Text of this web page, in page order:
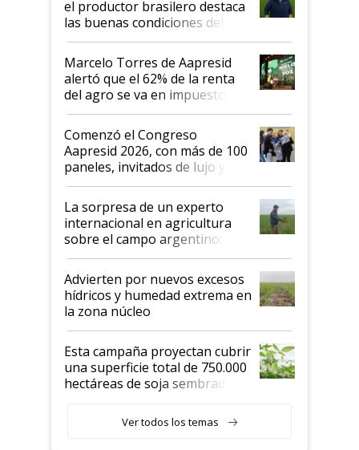
el productor brasilero destaca
las buenas condiciones del
agro argentino para invertir:
"Los veo más motivados"
Marcelo Torres de Aapresid
alertó que el 62% de la renta
del agro se va en impuestos:
"No es bueno que en
Argentina se sigan discutiendo
las mismas cosas de hace 50
años"
Comenzó el Congreso
Aapresid 2026, con más de 100
paneles, invitados de lujo y
todas las tendencias
La sorpresa de un experto
internacional en agricultura
sobre el campo argentino:
"Estoy muy impresionado"
Advierten por nuevos excesos
hídricos y humedad extrema en
la zona núcleo
Esta campaña proyectan cubrir
una superficie total de 750.000
hectáreas de soja sembradas
variedades que marcan un
salto tecnológico en genética y
Ver todos los temas